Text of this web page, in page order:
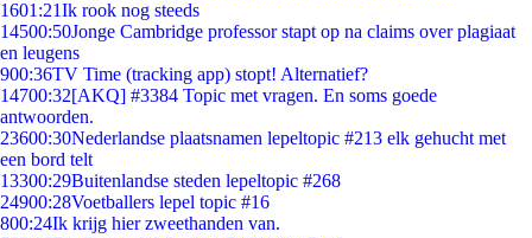
1601:21Ik rook nog steeds
14500:50Jonge Cambridge professor stapt op na claims over plagiaat
en leugens
900:36TV Time (tracking app) stopt! Alternatief?
14700:32[AKQ] #3384 Topic met vragen. En soms goede
antwoorden.
23600:30Nederlandse plaatsnamen lepeltopic #213 elk gehucht met
een bord telt
13300:29Buitenlandse steden lepeltopic #268
24900:28Voetballers lepel topic #16
800:24Ik krijg hier zweethanden van.